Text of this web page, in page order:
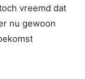
vreemd dat
nu gewoon